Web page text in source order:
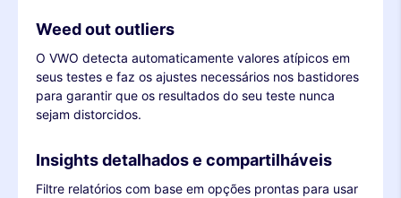
Weed out outliers
O VWO detecta automaticamente valores atípicos em
seus testes e faz os ajustes necessários nos bastidores
para garantir que os resultados do seu teste nunca
sejam distorcidos.
Insights detalhados e compartilháveis
Filtre relatórios com base em opções prontas para usar